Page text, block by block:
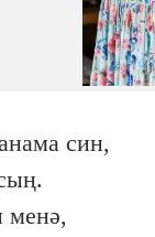
син,
менә,